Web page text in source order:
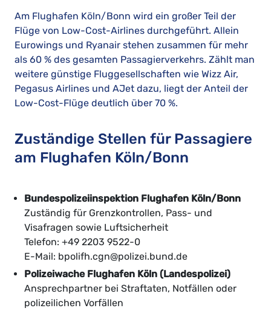
Am Flughafen Köln/Bonn wird ein großer Teil der
Flüge von Low-Cost-Airlines durchgeführt. Allein
Eurowings und Ryanair stehen zusammen für mehr
als 60 % des gesamten Passagierverkehrs. Zählt man
weitere günstige Fluggesellschaften wie Wizz Air,
Pegasus Airlines und AJet dazu, liegt der Anteil der
Low-Cost-Flüge deutlich über 70 %.
Zuständige Stellen für Passagiere
am Flughafen Köln/Bonn
Bundespolizeiinspektion Flughafen Köln/Bonn
Zuständig für Grenzkontrollen, Pass- und
Visafragen sowie Luftsicherheit
Telefon: +49 2203 9522-0
E-Mail: bpolifh.cgn@polizei.bund.de
Polizeiwache Flughafen Köln (Landespolizei)
Ansprechpartner bei Straftaten, Notfällen oder
polizeilichen Vorfällen